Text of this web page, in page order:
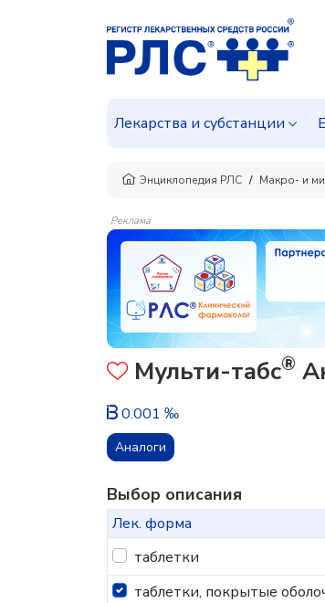
Лекарства и субстанции
Энциклопедия РЛС Макро- и
Реклама
Мульти-табс®
0.001 ‰
Аналоги
Выбор описания
Лек. форма
таблетки
таблетки, покрытые